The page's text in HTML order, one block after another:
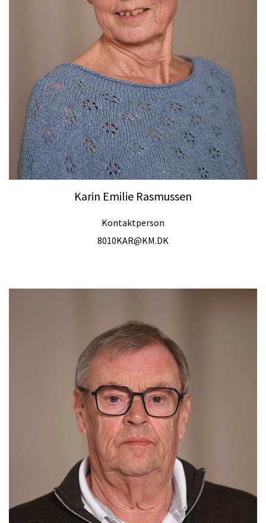
Karin Emilie Rasmussen
Kontaktperson
8010KAR@KM.DK